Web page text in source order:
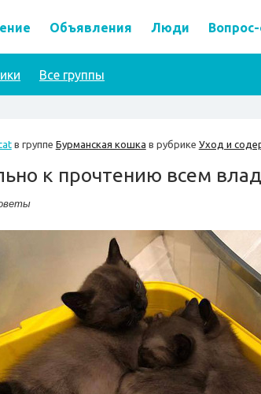
Объявления Люди
Все группы
в группе Бурманская кошка в рубрике Уход и
к прочтению всем